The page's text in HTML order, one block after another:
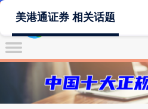
美港通证券 相关话题